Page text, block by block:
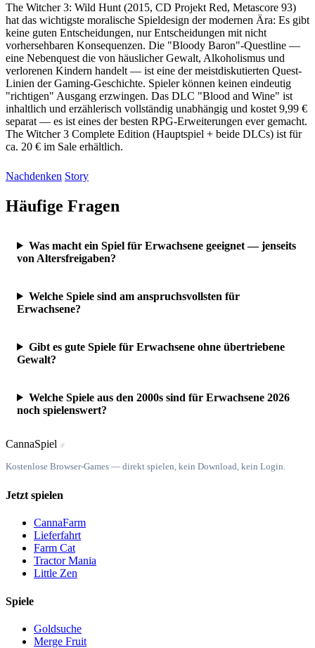
The Witcher 3: Wild Hunt (2015, CD Projekt Red, Metascore 93)
hat das wichtigste moralische Spieldesign der modernen Ära: Es gibt
keine guten Entscheidungen, nur Entscheidungen mit nicht
vorhersehbaren Konsequenzen. Die "Bloody Baron"-Questline —
eine Nebenquest die von häuslicher Gewalt, Alkoholismus und
verlorenen Kindern handelt — ist eine der meistdiskutierten Quest-
Linien der Gaming-Geschichte. Spieler können keinen eindeutig
"richtigen" Ausgang erzwingen. Das DLC "Blood and Wine" ist
inhaltlich und erzählerisch vollständig unabhängig und kostet 9,99 €
separat — es ist eines der besten RPG-Erweiterungen ever gemacht.
The Witcher 3 Complete Edition (Hauptspiel + beide DLCs) ist für
ca. 20 € im Sale erhältlich.
Nachdenken Story
Häufige Fragen
Was macht ein Spiel für Erwachsene geeignet — jenseits
von Altersfreigaben?
Welche Spiele sind am anspruchsvollsten für
Erwachsene?
Gibt es gute Spiele für Erwachsene ohne übertriebene
Gewalt?
Welche Spiele aus den 2000s sind für Erwachsene 2026
noch spielenswert?
CannaSpiel ℒ
Kostenlose Browser-Games — direkt spielen, kein Download, kein Login.
Jetzt spielen
CannaFarm
Lieferfahrt
Farm Cat
Tractor Mania
Little Zen
Spiele
Goldsuche
Merge Fruit